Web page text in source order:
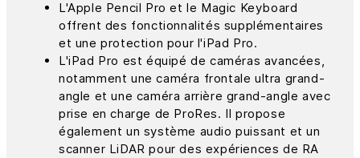
L'Apple Pencil Pro et le Magic Keyboard
offrent des fonctionnalités supplémentaires
et une protection pour l'iPad Pro.
L'iPad Pro est équipé de caméras avancées,
notamment une caméra frontale ultra grand-
angle et une caméra arrière grand-angle avec
prise en charge de ProRes. Il propose
également un système audio puissant et un
scanner LiDAR pour des expériences de RA